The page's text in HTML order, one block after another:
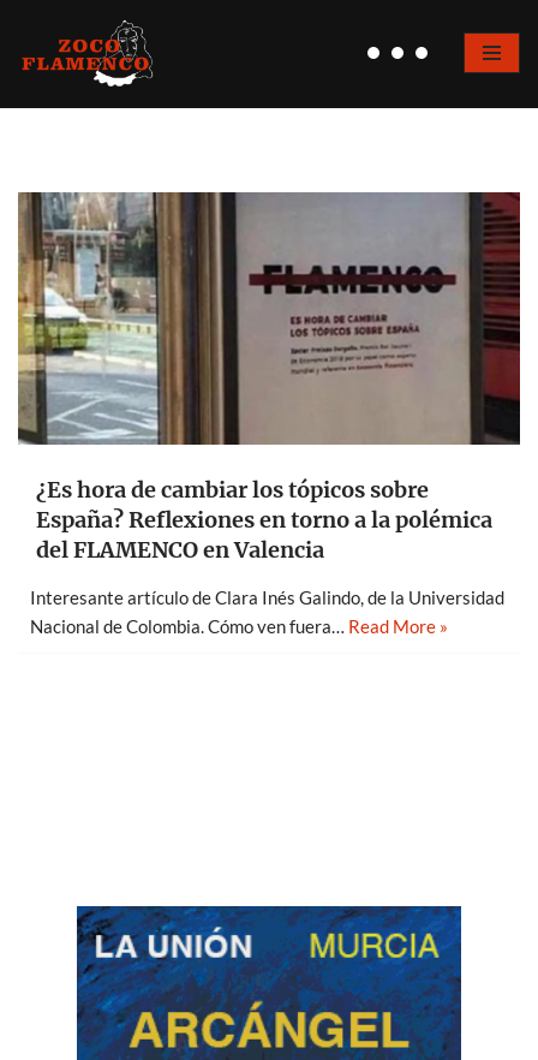
Saltar
¿Es hora de cambiar los tópicos sobre
España? Reflexiones en torno a la polémica
del FLAMENCO en Valencia
Interesante artículo de Clara Inés Galindo, de la Universidad
Nacional de Colombia. Cómo ven fuera… Read More »